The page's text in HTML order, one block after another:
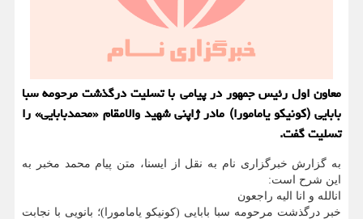
معاون اول رئیس جمهور در پیامی با تسلیت درگذشت مرحومه سبا
بابایی (کونیکو یامامورا) مادر ژاپنی شهید والامقام «محمدبابایی» را
تسلیت گفت.
به گزارش خبرگزاری نام به نقل از ایسنا، متن پیام محمد مخبر به
این شرح است:
انالله و انا الیه راجعون
خبر درگذشت مرحومه سبا بابایی (کونیکو یامامورا)؛ بانویی با نجابت